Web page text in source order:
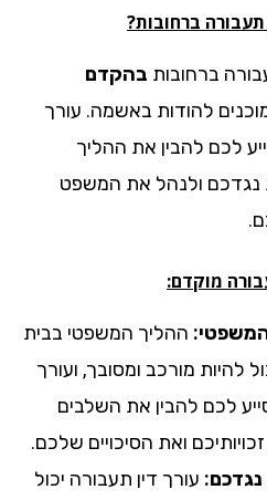
ברחובות?
ברחובותבהקדם
להודות באשמה. עורך
להבין את ההליך
ולנהל את המשפט
מוקדם:
ההליך המשפטי בבית
מורכב ומסובך, ועורך
לכם להבין את השלבים
ואת הסיכויים שלכם.
עורך דין תעבורה יכול